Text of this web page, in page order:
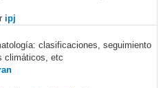
ipj
clasificaciones, seguimiento
climáticos, etc